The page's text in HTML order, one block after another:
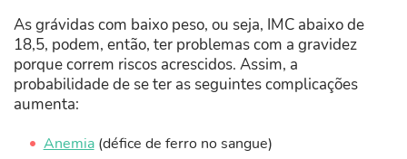
As grávidas com baixo peso, ou seja, IMC abaixo de
18,5, podem, então, ter problemas com a gravidez
porque correm riscos acrescidos. Assim, a
probabilidade de se ter as seguintes complicações
aumenta:
Anemia(défice de ferro no sangue)